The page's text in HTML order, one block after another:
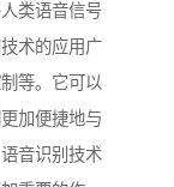
类语音信号
术的应用广
等。它可以
加便捷地与
音识别技术